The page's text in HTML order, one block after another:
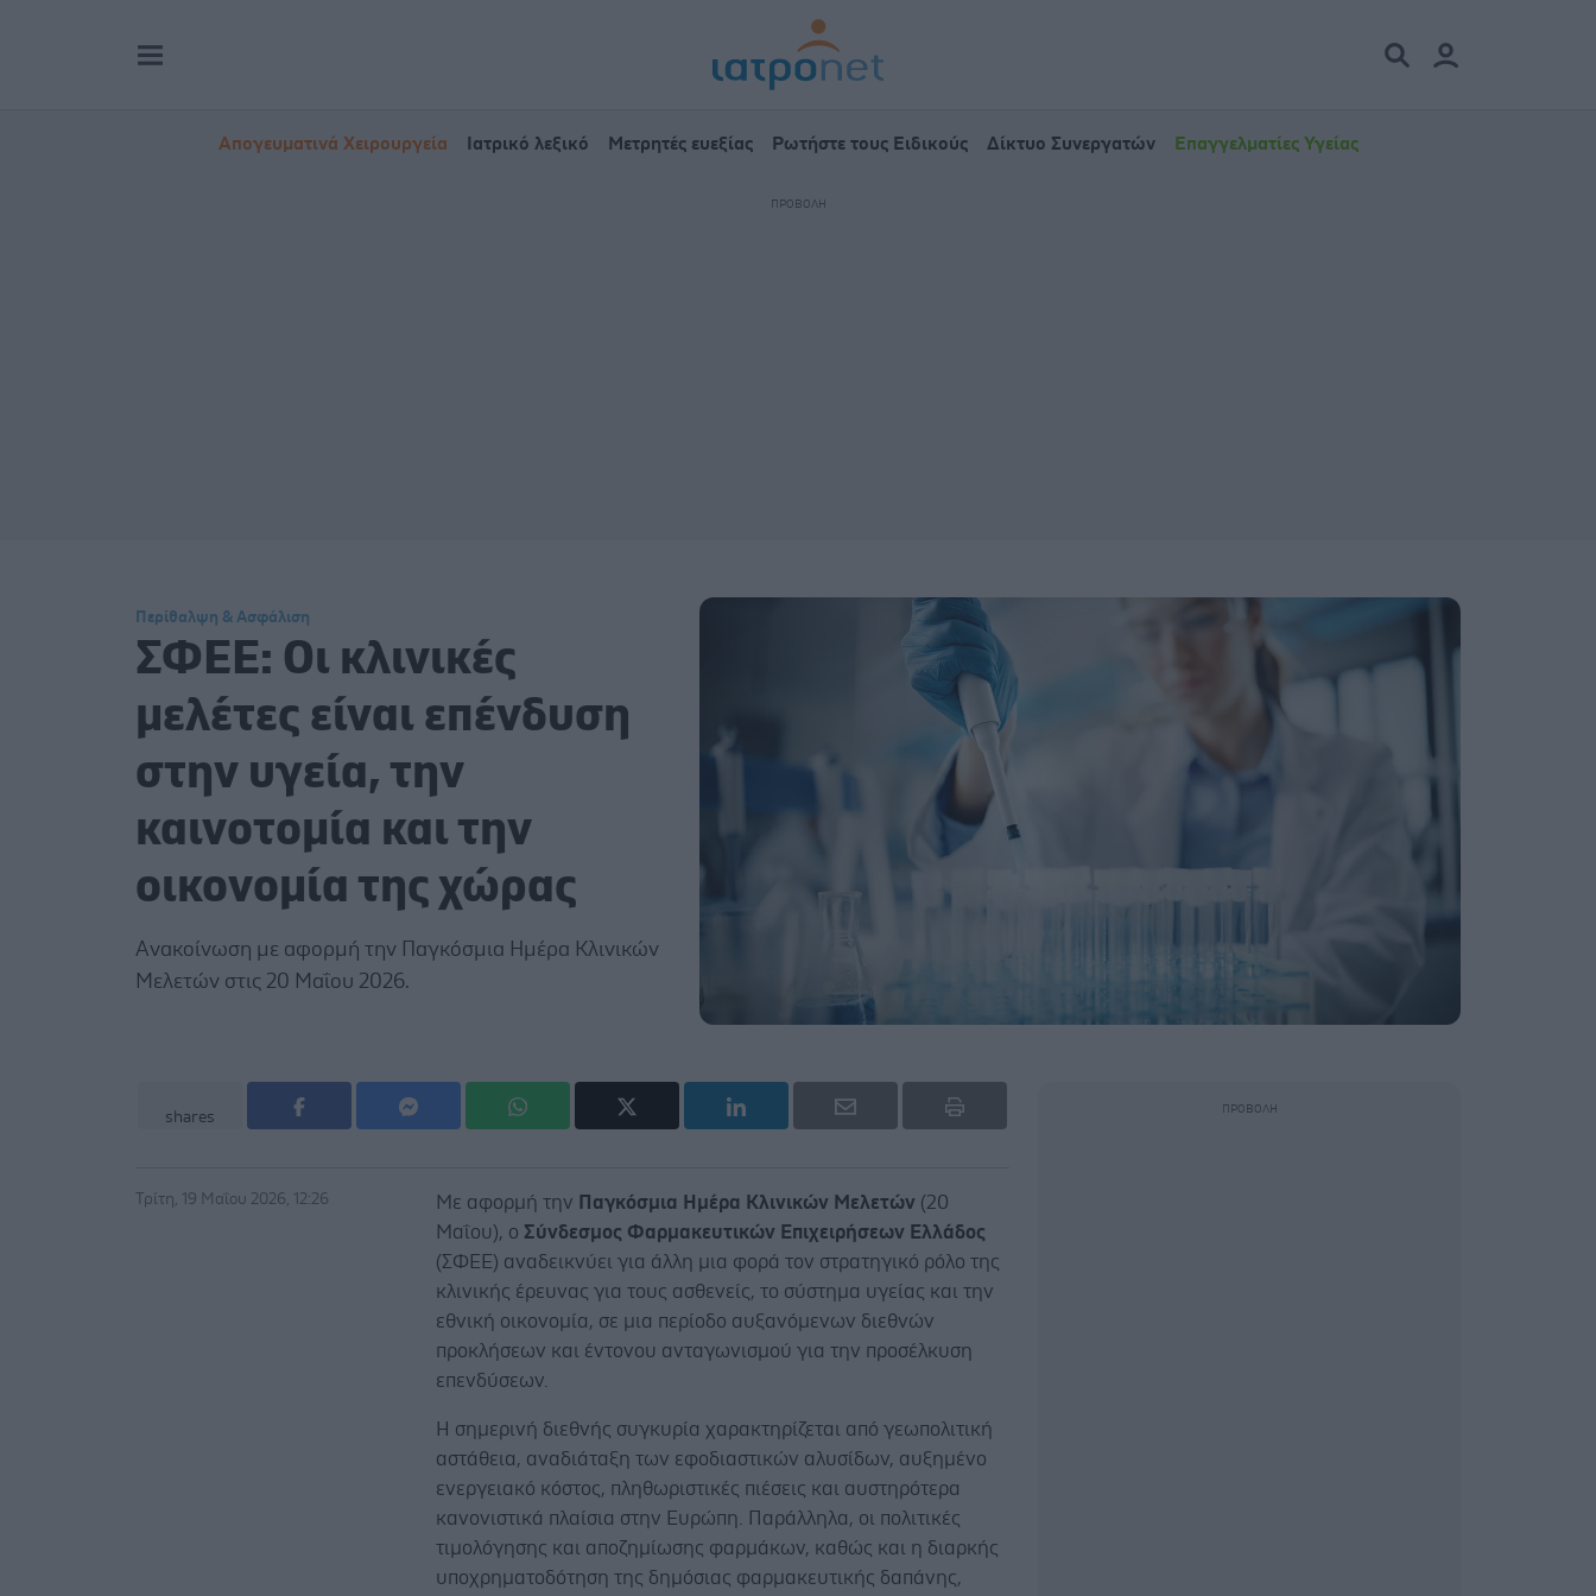
Απογευματινά Χειρουργεία Ιατρικό λεξικό Μετρητές ευεξίας Ρωτήστε τους Ειδικούς Δίκτυο Συνεργατών Επαγγελματίες Υγείας
Περίθαλψη & Ασφάλιση
ΣΦΕΕ: Οι κλινικές
μελέτες είναι επένδυση
στην υγεία, την
καινοτομία και την
οικονομία της χώρας
Ανακοίνωση με αφορμή την Παγκόσμια Ημέρα Κλινικών
Μελετών στις 20 Μαΐου 2026.
shares
Τρίτη, 19 Μαΐου 2026, 12:26 Με αφορμή την Παγκόσμια Ημέρα Κλινικών Μελετών (20
Μαΐου), ο Σύνδεσμος Φαρμακευτικών Επιχειρήσεων Ελλάδος
(ΣΦΕΕ) αναδεικνύει για άλλη μια φορά τον στρατηγικό ρόλο της
κλινικής έρευνας για τους ασθενείς, το σύστημα υγείας και την
εθνική οικονομία, σε μια περίοδο αυξανόμενων διεθνών
προκλήσεων και έντονου ανταγωνισμού για την προσέλκυση
επενδύσεων.
Η σημερινή διεθνής συγκυρία χαρακτηρίζεται από γεωπολιτική
αστάθεια, αναδιάταξη των εφοδιαστικών αλυσίδων, αυξημένο
ενεργειακό κόστος, πληθωριστικές πιέσεις και αυστηρότερα
κανονιστικά πλαίσια στην Ευρώπη. Παράλληλα, οι πολιτικές
τιμολόγησης και αποζημίωσης φαρμάκων, καθώς και η διαρκής
υποχρηματοδότηση της δημόσιας φαρμακευτικής δαπάνης,